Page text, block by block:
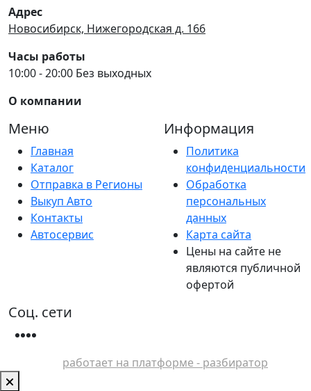
Адрес
Новосибирск, Нижегородская д. 166
Часы работы
10:00 - 20:00 Без выходных
О компании
Меню
Главная
Каталог
Отправка в Регионы
Выкуп Авто
Контакты
Автосервис
Информация
Политика
конфиденциальности
Обработка
персональных
данных
Карта сайта
Цены на сайте не
являются публичной
офертой
Соц. сети
работает на платформе - разбиратор